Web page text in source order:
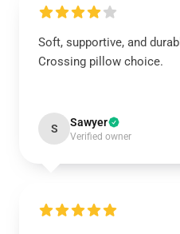
Soft, supportive, and
Crossing pillow choice.
S Sawyer
Verified owner